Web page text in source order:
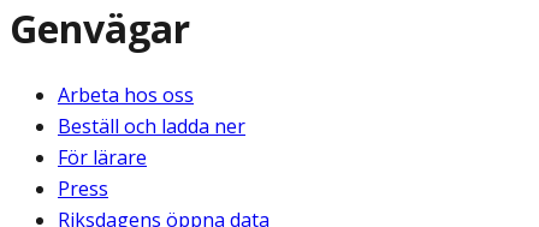
Genvägar
Arbeta hos oss
Beställ och ladda ner
För lärare
Press
Riksdagens öppna data